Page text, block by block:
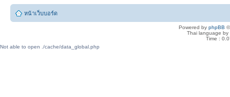
หน้าเว็บบอร์ด
Powered by phpBB
Thai language by
Time :
Not able to open ./cache/data_global.php